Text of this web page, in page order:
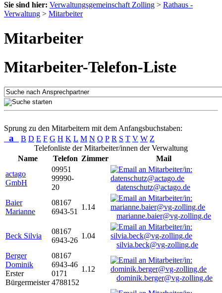
Sie sind hier: Verwaltungsgemeinschaft Zolling > Rathaus -
Verwaltung > Mitarbeiter
Mitarbeiter
Mitarbeiter-Telefon-Liste
Sprung zu den Mitarbeitern mit dem Anfangsbuchstaben:
a B D E F G H K L M N O P R S T V W Z
Telefonliste der Mitarbeiter/innen der Verwaltung
Name
Telefon Zimmer
Mail
actago
GmbH
09951
99990-
20
datenschutz@actago.de
Baier
Marianne
08167
6943-51
1.14
marianne.baier@vg-zolling.de
Beck Silvia
08167
6943-26
1.04
silvia.beck@vg-zolling.de
Berger
Dominik
Erster
Bürgermeister
08167
6943-46
0171
4788152
1.12
dominik.berger@vg-zolling.de